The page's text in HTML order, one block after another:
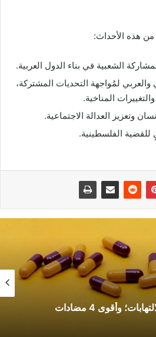
هذه الأحداث:
الشعبية في بناء الدول العربية.
والعربي لمُواجهة التحديات المشتركة،
المناخية.
وتعزيز العدالة الاجتماعية.
الفلسطينية.